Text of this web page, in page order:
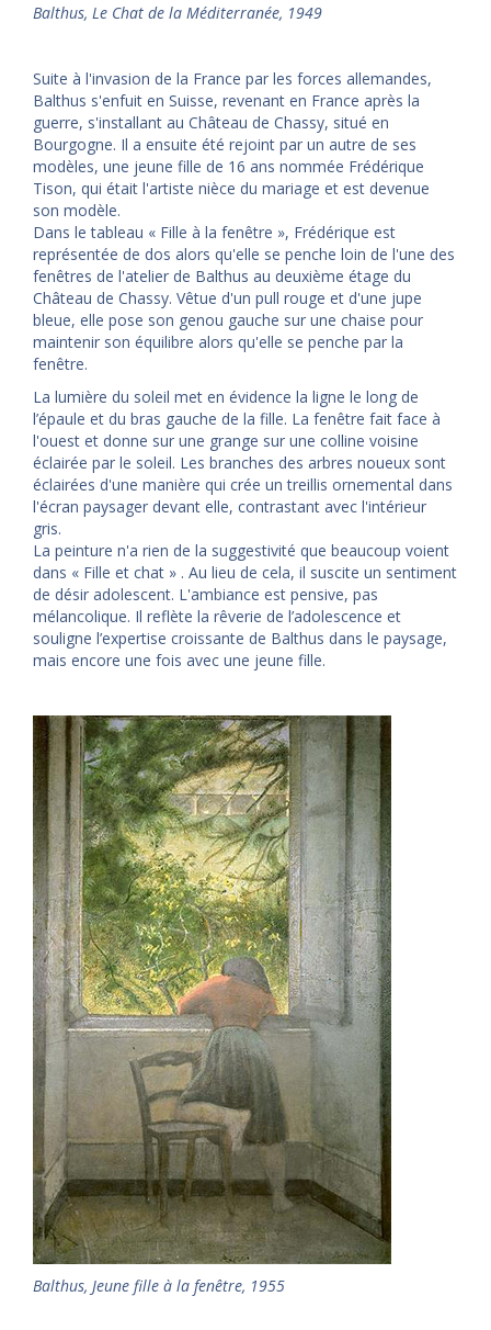
Balthus, Le Chat de la Méditerranée, 1949
Suite à l'invasion de la France par les forces allemandes,
Balthus s'enfuit en Suisse, revenant en France après la
guerre, s'installant au Château de Chassy, situé en
Bourgogne. Il a ensuite été rejoint par un autre de ses
modèles, une jeune fille de 16 ans nommée Frédérique
Tison, qui était l'artiste nièce du mariage et est devenue
son modèle.
Dans le tableau « Fille à la fenêtre », Frédérique est
représentée de dos alors qu'elle se penche loin de l'une des
fenêtres de l'atelier de Balthus au deuxième étage du
Château de Chassy. Vêtue d'un pull rouge et d'une jupe
bleue, elle pose son genou gauche sur une chaise pour
maintenir son équilibre alors qu'elle se penche par la
fenêtre.
La lumière du soleil met en évidence la ligne le long de
l’épaule et du bras gauche de la fille. La fenêtre fait face à
l'ouest et donne sur une grange sur une colline voisine
éclairée par le soleil. Les branches des arbres noueux sont
éclairées d'une manière qui crée un treillis ornemental dans
l'écran paysager devant elle, contrastant avec l'intérieur
gris.
La peinture n'a rien de la suggestivité que beaucoup voient
dans « Fille et chat » . Au lieu de cela, il suscite un sentiment
de désir adolescent. L'ambiance est pensive, pas
mélancolique. Il reflète la rêverie de l’adolescence et
souligne l’expertise croissante de Balthus dans le paysage,
mais encore une fois avec une jeune fille.
Balthus, Jeune fille à la fenêtre, 1955